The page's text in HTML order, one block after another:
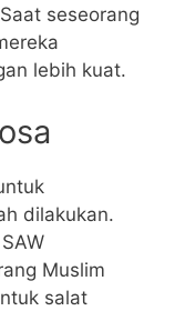
seseorang
lebih kuat.
dilakukan.
Muslim
salat